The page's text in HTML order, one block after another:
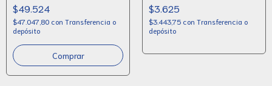
$49.524
$47.047,80 con Transferencia o
depósito
$3.625
$3.443,75 con Transferencia o
depósito